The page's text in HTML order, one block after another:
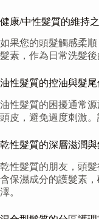
健康/中性髮質的維持
如果您的頭髮觸感柔
髮素，作為日常洗髮
油性髮質的控油與髮
油性髮質的困擾通常
頭皮，避免過度刺激
乾性髮質的深層滋潤
乾性髮質的朋友，頭
含保濕成分的護髮素
澤。